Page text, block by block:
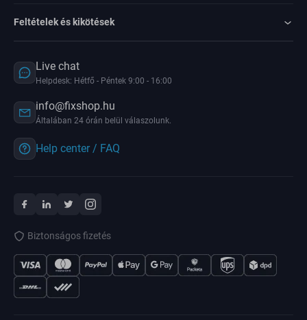
Feltételek és kikötések
Live chat
Helpdesk: Hétfő - Péntek 9:00 - 16:00
info@fixshop.hu
Általában 24 órán belül válaszolunk.
Help center / FAQ
Biztonságos fizetés